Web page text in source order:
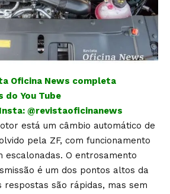
Oficina News completa
do You Tube
@revistaoficinanews
está um câmbio automático de
pela ZF, com funcionamento
escalonadas. O entrosamento
é um dos pontos altos da
respostas são rápidas, mas sem